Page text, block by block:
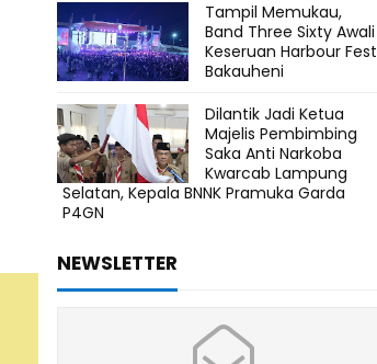
Tampil Memukau,
Band Three Sixty Awali
Keseruan Harbour Fest
Bakauheni
Dilantik Jadi Ketua
Majelis Pembimbing
Saka Anti Narkoba
Kwarcab Lampung
Selatan, Kepala BNNK Pramuka Garda
P4GN
NEWSLETTER